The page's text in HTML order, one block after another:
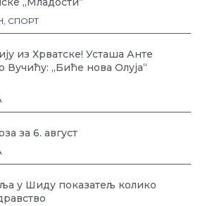
, СПОРТ
из Хрватске! Усташа Анте
„Биће нова Олуја“
за 6. август
у Шиду показатељ колико